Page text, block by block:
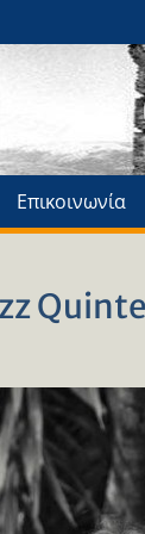
Επικοινωνία